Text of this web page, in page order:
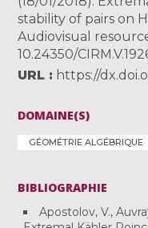
stability of pairs on
Audiovisual
10.24350/
URL
https://
DOMAINE(S)
GÉOMÉTRIE ALGÉBRIQUE
BIBLIOGRAPHIE
Apostolov, V.,